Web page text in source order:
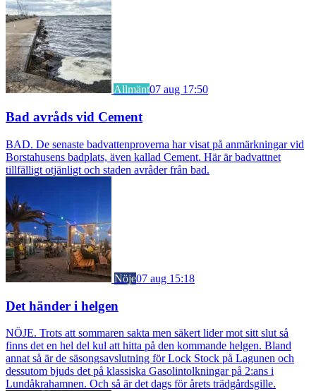
Allmänt07 aug 17:50
Bad avråds vid Cement
BAD. De senaste badvattenproverna har visat på anmärkningar vid
Borstahusens badplats, även kallad Cement. Här är badvattnet
tillfälligt otjänligt och staden avråder från bad.
Nöje07 aug 15:18
Det händer i helgen
NÖJE. Trots att sommaren sakta men säkert lider mot sitt slut så
finns det en hel del kul att hitta på den kommande helgen. Bland
annat så är de säsongsavslutning för Lock Stock på Lagunen och
dessutom bjuds det på klassiska Gasolintolkningar på 2:ans i
Lundåkrahamnen. Och så är det dags för årets trädgårdsgille.